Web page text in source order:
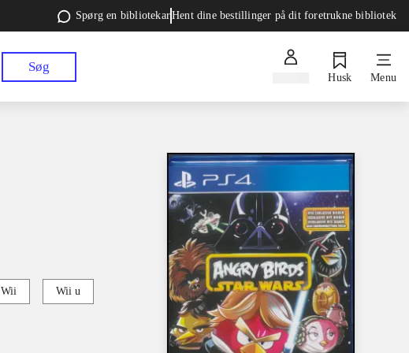
Spørg en bibliotekarHent dine bestillinger på dit foretrukne bibliotek
Søg
Husk Menu
Wii Wii u